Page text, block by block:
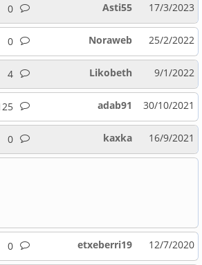
0 17/3/2023
Asti55
0 25/2/2022
Noraweb
4 9/1/2022
Likobeth
30/10/2021
adab91
0 16/9/2021
kaxka
0 12/7/2020
etxeberri19